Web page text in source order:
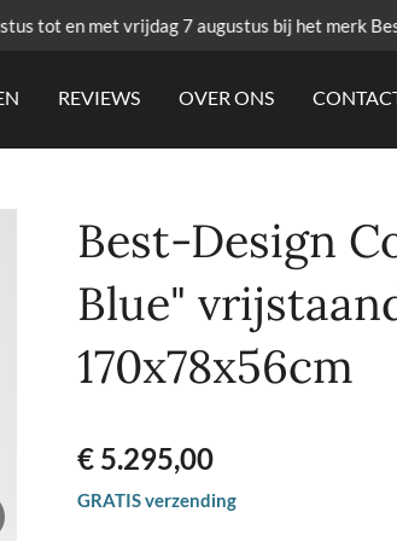
tot en met vrijdag 7 augustus bij het merk
REVIEWS OVER ONS
Best-Design
Blue"
170x78x56cm
€ 5.295,00
GRATIS verzending